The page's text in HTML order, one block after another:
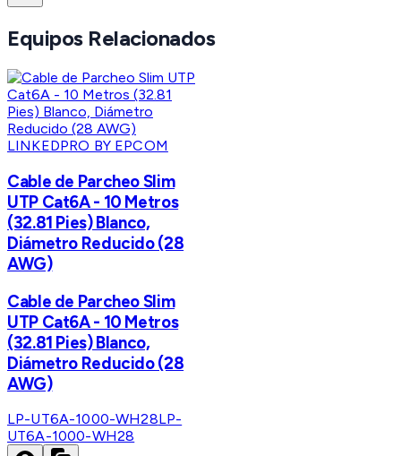
Equipos Relacionados
LINKEDPRO BY EPCOM
Cable de Parcheo Slim
UTP Cat6A - 10 Metros
(32.81 Pies) Blanco,
Diámetro Reducido (28
AWG)
Cable de Parcheo Slim
UTP Cat6A - 10 Metros
(32.81 Pies) Blanco,
Diámetro Reducido (28
AWG)
LP-UT6A-1000-WH28LP-
UT6A-1000-WH28